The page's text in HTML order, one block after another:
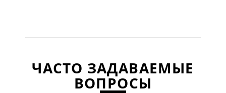
ЧАСТО ЗАДАВАЕМЫЕ
ВОПРОСЫ